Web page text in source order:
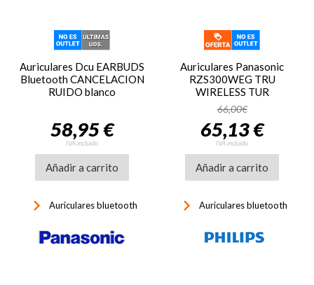
Auriculares Dcu EARBUDS
Bluetooth CANCELACION
RUIDO blanco
58,95 €
IVA incluido
Añadir a carrito
keyboard_arrow_right Auriculares bluetooth
Auriculares Panasonic
RZS300WEG TRU
WIRELESS TUR
66,00€
65,13 €
IVA incluido
Añadir a carrito
keyboard_arrow_right Auriculares bluetooth